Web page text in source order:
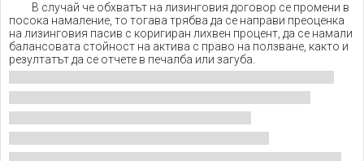
В случай че обхватът на лизинговия договор се промени в
посока намаление, то тогава трябва да се направи преоценка
на лизинговия пасив с коригиран лихвен процент, да се намали
балансовата стойност на актива с право на ползване, както и
резултатът да се отчете в печалба или загуба.